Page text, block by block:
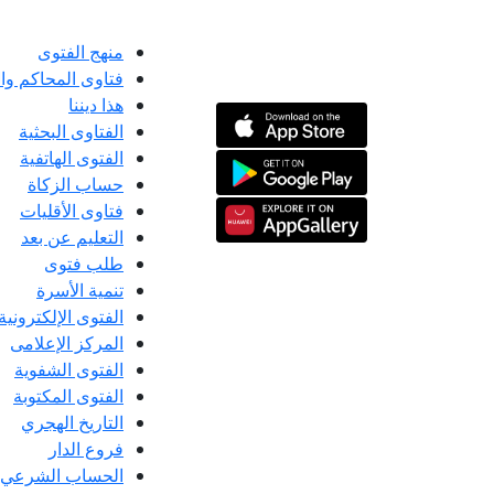
منهج الفتوى
فتاوى المحاكم
هذا ديننا
الفتاوى البحثية
الفتوى الهاتفية
حساب الزكاة
فتاوى الأقليات
التعليم عن بعد
طلب فتوى
تنمية الأسرة
الفتوى الإلكترونية
المركز الإعلامى
الفتوى الشفوية
الفتوى المكتوبة
التاريخ الهجري
فروع الدار
الحساب الشرعي